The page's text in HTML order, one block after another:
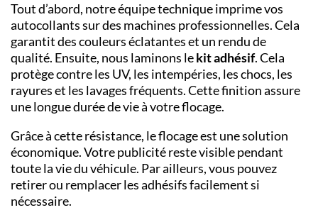
Tout d’abord, notre équipe technique imprime vos
autocollants sur des machines professionnelles. Cela
garantit des couleurs éclatantes et un rendu de
qualité. Ensuite, nous laminons lekit adhésif. Cela
protège contre les UV, les intempéries, les chocs, les
rayures et les lavages fréquents. Cette finition assure
une longue durée de vie à votre flocage.
Grâce à cette résistance, le flocage est une solution
économique. Votre publicité reste visible pendant
toute la vie du véhicule. Par ailleurs, vous pouvez
retirer ou remplacer les adhésifs facilement si
nécessaire.